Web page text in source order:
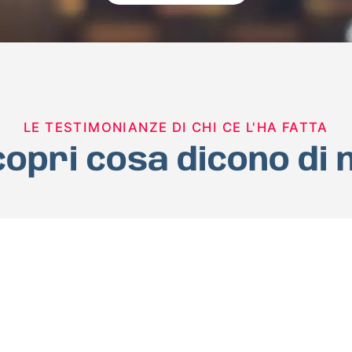
LE TESTIMONIANZE DI CHI CE L'HA FATTA
cosa dicono di